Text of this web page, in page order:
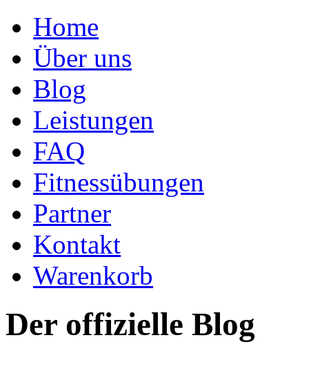
Home
Über uns
Blog
Leistungen
FAQ
Fitnessübungen
Partner
Kontakt
Warenkorb
Der offizielle Blog